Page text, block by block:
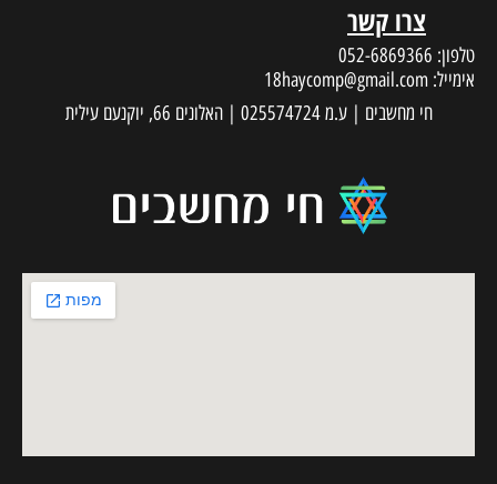
צרו קשר
טלפון: 052-6869366
אימייל: 18haycomp@gmail.com
חי מחשבים | ע.מ 025574724 | האלונים 66, יוקנעם עילית